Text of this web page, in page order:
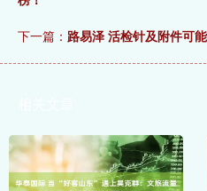
下一篇： 路易泽 活检针及附件可